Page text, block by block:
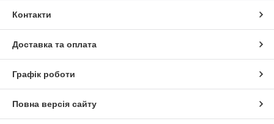
Контакти
Доставка та оплата
Графік роботи
Повна версія сайту